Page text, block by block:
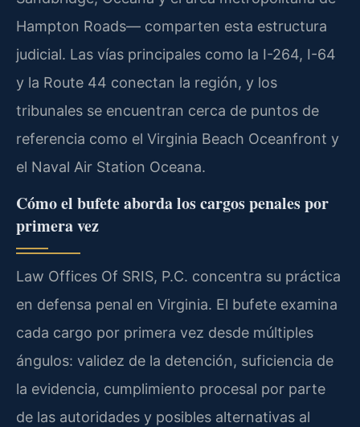
Hampton Roads— comparten esta estructura
judicial. Las vías principales como la I-264, I-64
y la Route 44 conectan la región, y los
tribunales se encuentran cerca de puntos de
referencia como el Virginia Beach Oceanfront y
el Naval Air Station Oceana.
Cómo el bufete aborda los cargos penales por
primera vez
Law Offices Of SRIS, P.C. concentra su práctica
en defensa penal en Virginia. El bufete examina
cada cargo por primera vez desde múltiples
ángulos: validez de la detención, suficiencia de
la evidencia, cumplimiento procesal por parte
de las autoridades y posibles alternativas al